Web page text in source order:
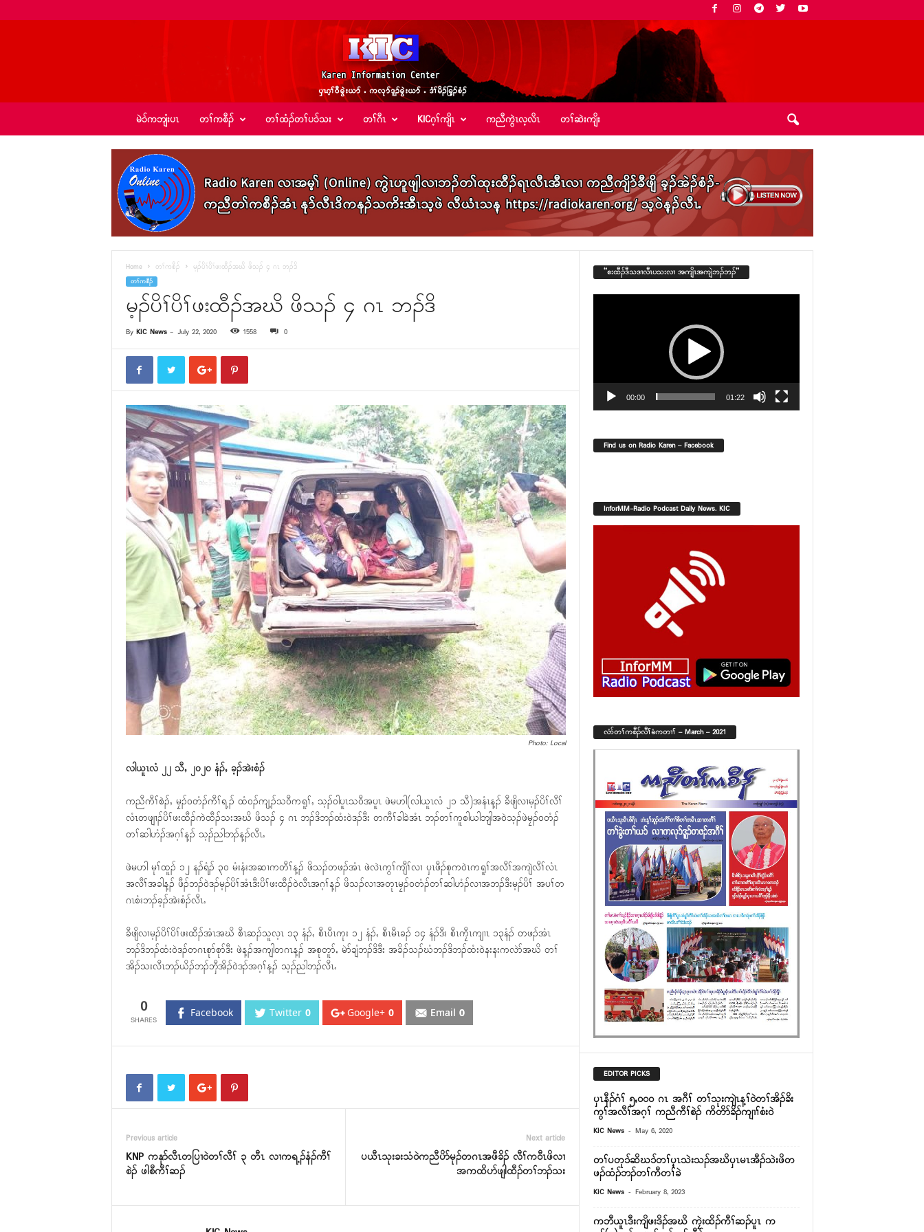
အဲ
မဲၥ်ကဘျံးပၤ တၢ်ကစီၣ် တၢ်ထံၣ်တၢ်ပၥ်သး တၢ်ဂီၤ KICဂ့ၢ်ကျိၤ ကညီကွဲၤလ့လိၤ တၢ်ဆဲးကျိး
Home တၢ်ကစီၣ် မ့ၣ်ပိၢ်ပိၢ်ဖးထီၣ်အဃိ ဖိသၣ် ၄ ဂၤ ဘၣ်ဒိ
တၢ်ကစီၣ်
မ့ၣ်ပိၢ်ပိၢ်ဖးထီၣ်အဃိ ဖိသၣ် ၄ ဂၤ ဘၣ်ဒိ
By KIC News- July 22, 2020 1558 0
Photo: Local
လါယူၤလံ ၂၂ သီႇ ၂၀၂၀ နံၣ်ႇ ခ့ၣ်အဲးစံၣ်
ကညီကီၢ်စဲၣ်ႇ မၠၣ်၀တံၣ်ကီၢ်ရ့ၣ် ထံ၀ၣ်ကျ့ၣ်သ၀ီကရူၢ်ႇ သ့ၣ်၀ါပူၤသ၀ီအပူၤ ဖဲမဟါ(လါယူၤလံ ၂၁ သီ)အနံၤန့ၣ် ခီဖျိလၢမ့ၣ်ပိၢ်လီၢ်
လံၤတဖျၢၣ်ပိၢ်ဖးထီၣ်ကဲထီၣ်သးအဃိ ဖိသၣ် ၄ ဂၤ ဘၣ်ဒိဘၣ်ထံး၀ဲဒၣ်ဒီး တကီၢ်ခါခဲအံၤ ဘၣ်တၢ်ကူစါယါဘျါအ၀ဲသ့ၣ်ဖဲမၠၣ်၀တံၣ်
တၢ်ဆါဟံၣ်အဂ့ၢ်န့ၣ် သ့ၣ်ညါဘၣ်န့ၣ်လီၤႉ
ဖဲမဟါ မုၢ်ထူၣ် ၁၂ နၣ်ရံၣ် ၃၀ မံးနံးအဆၢကတီၢ်န့ၣ် ဖိသၣ်တဖၣ်အံၤ ဖဲလဲၤကွၢ်ကျီၢ်လၢ ၦၤဖီၣ်စုက၀ဲၤကရူၢ်အလီၢ်အကျဲလီၢ်လံၤ
အလီၢ်အခါန့ၣ် ဖီၣ်ဘၣ်၀ဲဒၣ်မ့ၣ်ပိၢ်အံၤဒီးပိၢ်ဖးထီၣ်၀ဲလီၤအဂ့ၢ်န့ၣ် ဖိသၣ်လၢအတုၤမၠၣ်၀တံၣ်တၢ်ဆါဟံၣ်လၢအဘၣ်ဒီးမ့ၣ်ပိၢ် အပၢ်တ
ဂၤစံးဘၣ်ခ့ၣ်အဲးစံၣ်လီၤႉ
ခီဖျိလၢမ့ၣ်ပိၢ်ပိၢ်ဖးထီၣ်အံၤအဃိ စီၤဆၣ်သူလ့ၤ ၁၃ နံၣ်ႇ စီၤပီၤကုး ၁၂ နံၣ်ႇ စီၤမီၤခၣ် ၁၄ နံၣ်ဒီး စီၤကၠီၤကျၢၤ ၁၃နံၣ် တဖၣ်အံၤ
ဘၣ်ဒိဘၣ်ထံး၀ဲဒၣ်တဂၤစုာ်စုာ်ဒီး ဖဲန့ၣ်အကျါတဂၤန့ၣ် အစုတူာ်ႇ မဲာ်ချံဘၣ်ဒိဒီး အခိၣ်သၣ်ဃံဘၣ်ဒိဘၣ်ထံး၀ဲနးနးကလဲာ်အဃိ တၢ်
အိၣ်သးလီၤဘၣ်ယိၣ်ဘၣ်ဘှီအိၣ်၀ဲဒၣ်အဂ့ၢ်န့ၣ် သ့ၣ်ညါဘၣ်လီၤႉ
0 Facebook Twitter 0 Google+ 0 Email 0
Previous article
KNP ကနုာ်လီၤတပြၢ၀ဲတၢ်လီၢ် ၃ တီၤ လၢကရ့ၣ်နံၣ်ကီၢ်
စဲၣ် ဖါစီကီၢ်ဆၣ်
Next article
ပယီၤသုးခးသံ၀ဲကညီပိာ်မုၣ်တဂၤအဖီခိၣ် လီၢ်က၀ီၤဖိလၢ
အကထိပာ်ဖျါထီၣ်တၢ်ဘၣ်သး
“စးထီၣ်ဒီသဒၢလီၤပသးလၢ အကျိၤအကျဲဘၣ်ဘၣ်”
00:00 01:22
Find us on Radio Karen – Facebook
InforMM-Radio Podcast Daily News. KIC
လံာ်တၢ်ကစီၣ်လီၢ်ခံကတၢၢ် – March – 2021
EDITOR PICKS
ၦၤနီၣ်ဂံၢ် ၅ႇ၀၀၀ ဂၤ အဂီၢ် တၢ်သုးကျဲၤန့ၢ်၀ဲတၢ်အိၣ်ခိး
ကွၢ်အလီၢ်အဂ့ၢ် ကညီကီၢ်စဲၣ် ကိတိာ်ခိၣ်ကျၢၢ်စံး၀ဲ
KIC News - May 6, 2020
တၢ်ပတု၁်ဆိဃ၁်တၢ်ၦ့ၤသဲးသၣ်အဃိၦၤမၤအီၣ်သဲးဖိတ
ဖၣ်ထံၣ်ဘၣ်တၢ်ကီတၢ်ခဲ
KIC News - February 8, 2023
ကဘီယူၤဒီးကျိဖးဒိၣ်အဃိ ကၠဲးထိၣ်ကီၢ်ဆၣ်ပူၤ က